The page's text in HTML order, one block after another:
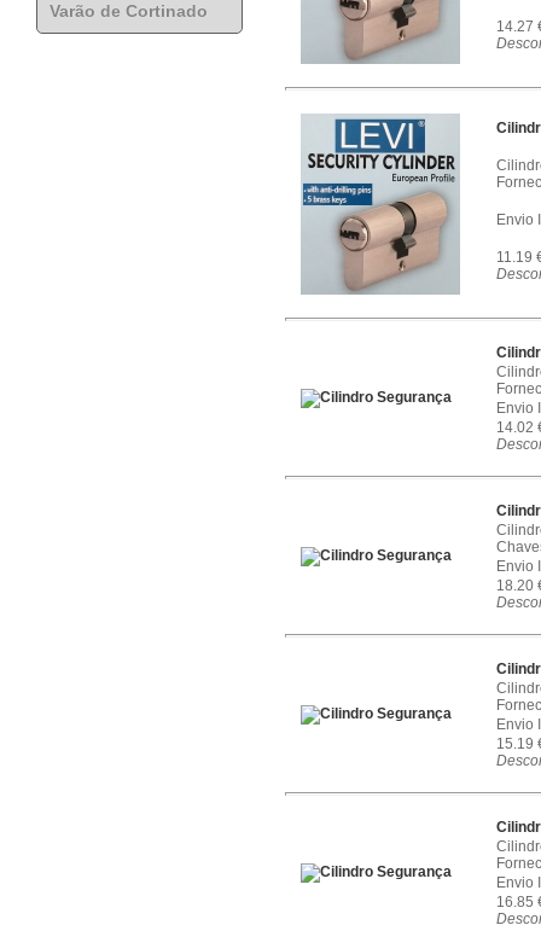
Varão de Cortinado
14.27
Envio
11.19
Envio
14.02
Envio
18.20
Envio
15.19
Envio
16.85